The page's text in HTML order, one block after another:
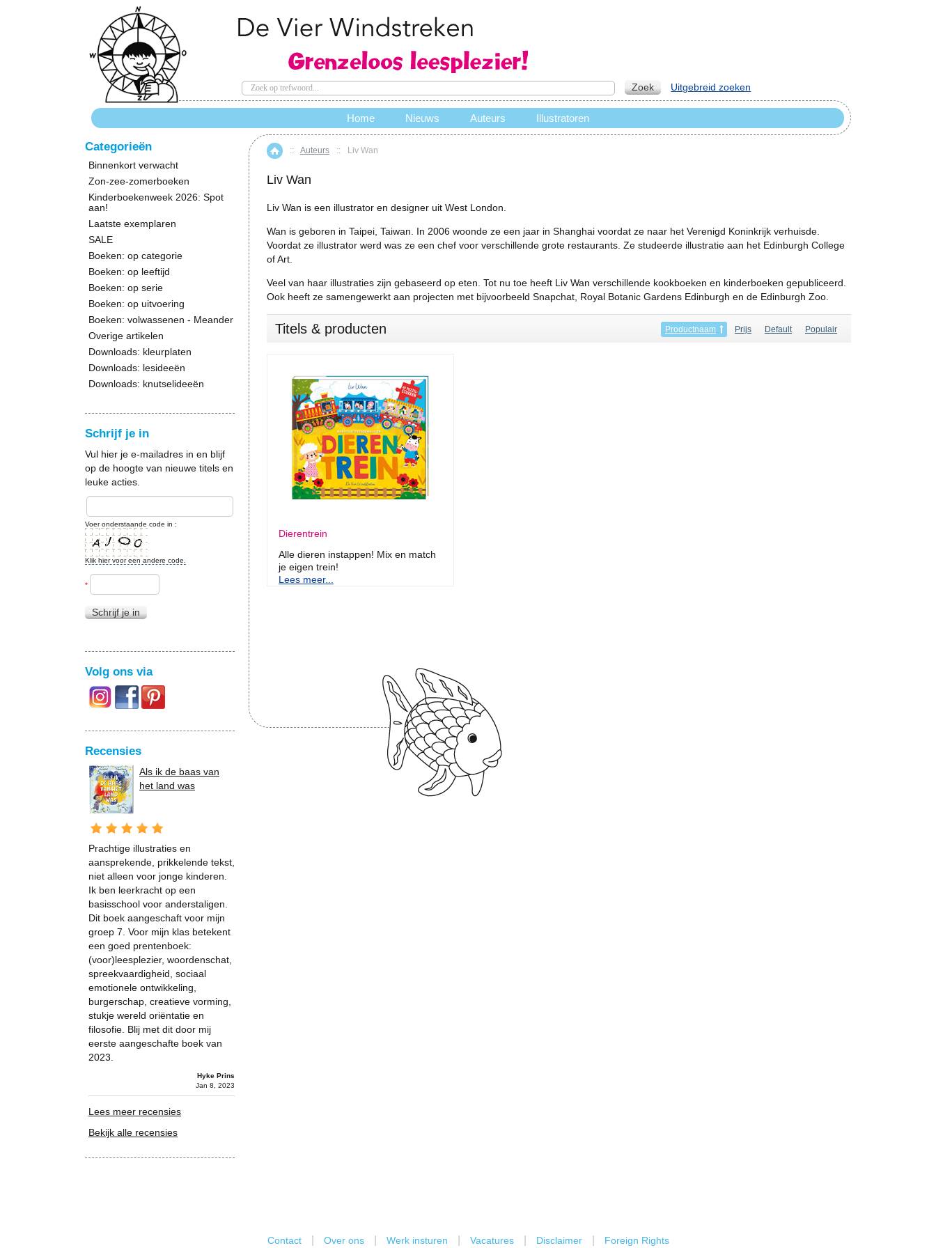
Home
:: Auteurs :: Liv Wan
Liv Wan
Liv Wan is een illustrator en designer uit West London.
Wan is geboren in Taipei, Taiwan. In 2006 woonde ze een jaar in Shanghai voordat ze naar het Verenigd Koninkrijk verhuisde.
Voordat ze illustrator werd was ze een chef voor verschillende grote restaurants. Ze studeerde illustratie aan het Edinburgh College
of Art.
Veel van haar illustraties zijn gebaseerd op eten. Tot nu toe heeft Liv Wan verschillende kookboeken en kinderboeken gepubliceerd.
Ook heeft ze samengewerkt aan projecten met bijvoorbeeld Snapchat, Royal Botanic Gardens Edinburgh en de Edinburgh Zoo.
Titels & producten Productnaam Prijs Default Populair
Dierentrein
Alle dieren instappen! Mix en match
je eigen trein!
Lees meer...
Categorieën
Binnenkort verwacht
Zon-zee-zomerboeken
Kinderboekenweek 2026: Spot
aan!
Laatste exemplaren
SALE
Boeken: op categorie
Boeken: op leeftijd
Boeken: op serie
Boeken: op uitvoering
Boeken: volwassenen - Meander
Overige artikelen
Downloads: kleurplaten
Downloads: lesideeën
Downloads: knutselideeën
Schrijf je in
Vul hier je e-mailadres in en blijf
op de hoogte van nieuwe titels en
leuke acties.
Voer onderstaande code in :
Klik hier voor een andere code.
*
Schrijf je in
Volg ons via
Recensies
Als ik de baas van
het land was
Prachtige illustraties en
aansprekende, prikkelende tekst,
niet alleen voor jonge kinderen.
Ik ben leerkracht op een
basisschool voor anderstaligen.
Dit boek aangeschaft voor mijn
groep 7. Voor mijn klas betekent
een goed prentenboek:
(voor)leesplezier, woordenschat,
spreekvaardigheid, sociaal
emotionele ontwikkeling,
burgerschap, creatieve vorming,
stukje wereld oriëntatie en
filosofie. Blij met dit door mij
eerste aangeschafte boek van
2023.
Hyke Prins
Jan 8, 2023
Lees meer recensies
Bekijk alle recensies
Zoek Uitgebreid zoeken
Home Nieuws Auteurs Illustratoren
Contact Over ons Werk insturen Vacatures Disclaimer Foreign Rights